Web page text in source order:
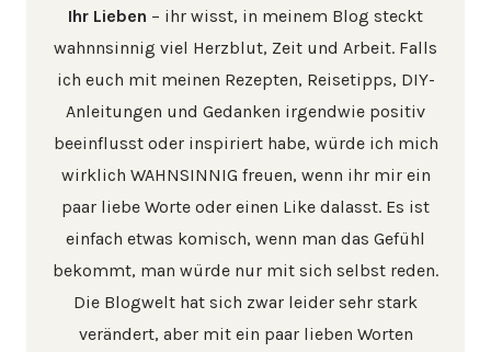
Ihr Lieben – ihr wisst, in meinem Blog steckt
wahnnsinnig viel Herzblut, Zeit und Arbeit. Falls
ich euch mit meinen Rezepten, Reisetipps, DIY-
Anleitungen und Gedanken irgendwie positiv
beeinflusst oder inspiriert habe, würde ich mich
wirklich WAHNSINNIG freuen, wenn ihr mir ein
paar liebe Worte oder einen Like dalasst. Es ist
einfach etwas komisch, wenn man das Gefühl
bekommt, man würde nur mit sich selbst reden.
Die Blogwelt hat sich zwar leider sehr stark
verändert, aber mit ein paar lieben Worten